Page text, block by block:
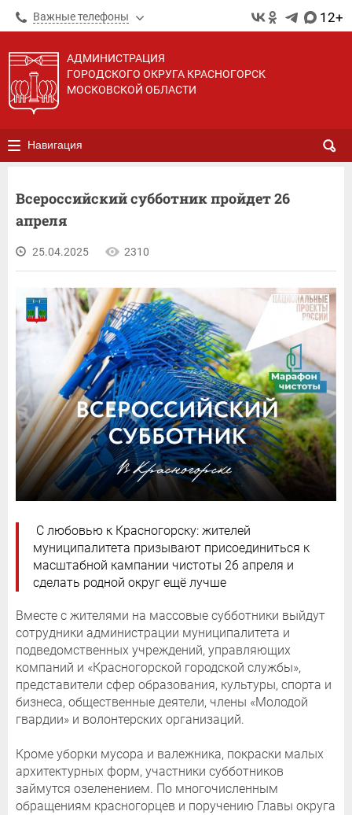
Важные телефоны 12+
АДМИНИСТРАЦИЯ
ГОРОДСКОГО ОКРУГА КРАСНОГОРСК
МОСКОВСКОЙ ОБЛАСТИ
Навигация
Всероссийский субботник пройдет 26
апреля
25.04.2025 2310
С любовью к Красногорску: жителей
муниципалитета призывают присоединиться к
масштабной кампании чистоты 26 апреля и
сделать родной округ ещё лучше
Вместе с жителями на массовые субботники выйдут
сотрудники администрации муниципалитета и
подведомственных учреждений, управляющих
компаний и «Красногорской городской службы»,
представители сфер образования, культуры, спорта и
бизнеса, общественные деятели, члены «Молодой
гвардии» и волонтерских организаций.
Кроме уборки мусора и валежника, покраски малых
архитектурных форм, участники субботников
займутся озеленением. По многочисленным
обращениям красногорцев и поручению Главы округа